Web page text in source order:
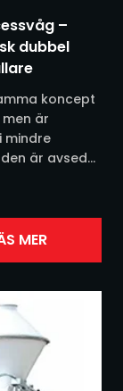
–
dubbel
koncept
men är
mindre
är avsedd
MER